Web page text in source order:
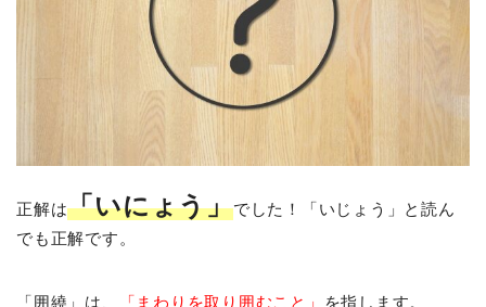
正解は「いにょう」でした！「いじょう」と読ん
でも正解です。
「囲繞」は、 「まわりを取り囲むこと」 を指します。